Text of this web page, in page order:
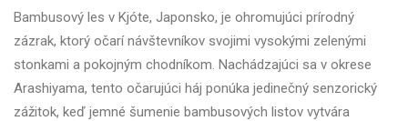
Bambusový les v Kjóte, Japonsko, je ohromujúci prírodný
zázrak, ktorý očarí návštevníkov svojimi vysokými zelenými
stonkami a pokojným chodníkom. Nachádzajúci sa v okrese
Arashiyama, tento očarujúci háj ponúka jedinečný senzorický
zážitok, keď jemné šumenie bambusových listov vytvára